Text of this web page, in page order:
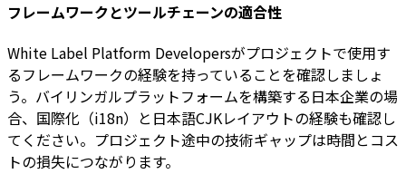
フレームワークとツールチェーンの適合性
White Label Platform Developersがプロジェクトで使用す
るフレームワークの経験を持っていることを確認しましょ
う。バイリンガルプラットフォームを構築する日本企業の場
合、国際化（i18n）と日本語CJKレイアウトの経験も確認し
てください。プロジェクト途中の技術ギャップは時間とコス
トの損失につながります。